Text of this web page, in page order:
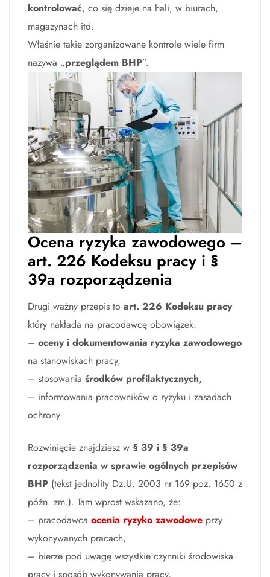
kontrolować, co się dzieje na hali, w biurach,
magazynach itd.
Właśnie takie zorganizowane kontrole wiele firm
nazywa „przeglądem BHP”.
Ocena ryzyka zawodowego –
art. 226 Kodeksu pracy i §
39a rozporządzenia
Drugi ważny przepis to art. 226 Kodeksu pracy
który nakłada na pracodawcę obowiązek:
– oceny i dokumentowania ryzyka zawodowego
na stanowiskach pracy,
– stosowania środków profilaktycznych,
– informowania pracowników o ryzyku i zasadach
ochrony.
Rozwinięcie znajdziesz w § 39 i § 39a
rozporządzenia w sprawie ogólnych przepisów
BHP (tekst jednolity Dz.U. 2003 nr 169 poz. 1650 z
późn. zm.). Tam wprost wskazano, że:
– pracodawca ocenia ryzyko zawodowe przy
wykonywanych pracach,
– bierze pod uwagę wszystkie czynniki środowiska
pracy i sposób wykonywania pracy,